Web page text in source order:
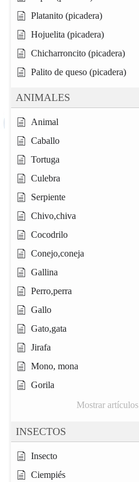
Platanito (picadera)
Hojuelita (picadera)
Chicharroncito (picadera)
Palito de queso (picadera)
ANIMALES
Animal
Caballo
Tortuga
Culebra
Serpiente
Chivo,chiva
Cocodrilo
Conejo,coneja
Gallina
Perro,perra
Gallo
Gato,gata
Jirafa
Mono, mona
Gorila
Mostrar
INSECTOS
Insecto
Ciempiés